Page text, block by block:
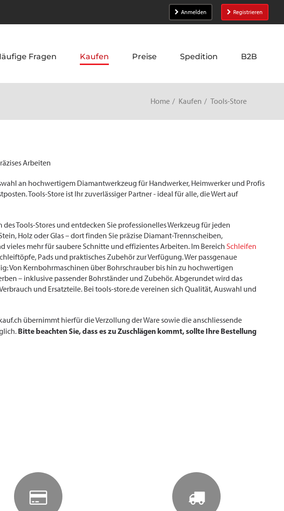
Anmelden Registrieren
Fragen Kaufen Preise Spedition B2B
Home Kaufen Tools-Store
Arbeiten
an hochwertigem Diamantwerkzeug für Handwerker, Heimwerker und Profis
Tools-Store ist Ihr zuverlässiger Partner - ideal für alle, die Wert auf
Tools-Stores und entdecken Sie professionelles Werkzeug für jeden
Holz oder Glas – dort finden Sie präzise Diamant-Trennscheiben,
vieles mehr für saubere Schnitte und effizientes Arbeiten. Im Bereich Schleifen
Pads und praktisches Zubehör zur Verfügung. Wer passgenaue
Von Kernbohrmaschinen über Bohrschrauber bis hin zu hochwertigen
– inklusive passender Bohrständer und Zubehör. Abgerundet wird das
und Ersatzteile. Bei tools-store.de vereinen sich Qualität, Auswahl und
übernimmt hierfür die Verzollung der Ware sowie die anschliessende
Bitte beachten Sie, dass es zu Zuschlägen kommt, sollte Ihre Bestellung